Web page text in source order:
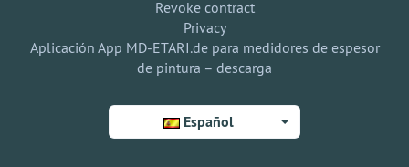
Revoke contract
Privacy
Aplicación App MD-ETARI.de para medidores de espesor
de pintura – descarga
Español